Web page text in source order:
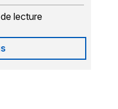
lecture